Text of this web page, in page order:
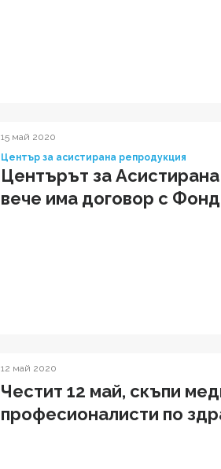
15 май 2020
Център за асистирана репродукция
Центърът за
вече има договор с
12 май 2020
Честит 12 май, скъпи
професионалисти по